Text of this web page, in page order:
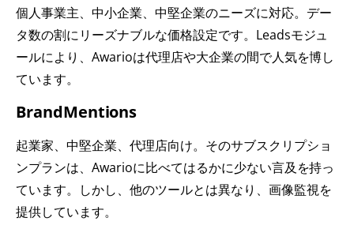
個人事業主、中小企業、中堅企業のニーズに対応。デー
タ数の割にリーズナブルな価格設定です。Leadsモジュ
ールにより、Awarioは代理店や大企業の間で人気を博し
ています。
BrandMentions
起業家、中堅企業、代理店向け。そのサブスクリプショ
ンプランは、Awarioに比べてはるかに少ない言及を持っ
ています。しかし、他のツールとは異なり、画像監視を
提供しています。